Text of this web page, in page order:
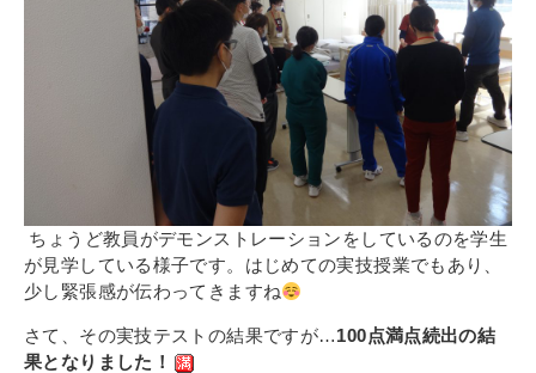
ちょうど教員がデモンストレーションをしているのを学生
が見学している様子です。はじめての実技授業でもあり、
少し緊張感が伝わってきますね
さて、その実技テストの結果ですが…100点満点続出の結
果となりました！